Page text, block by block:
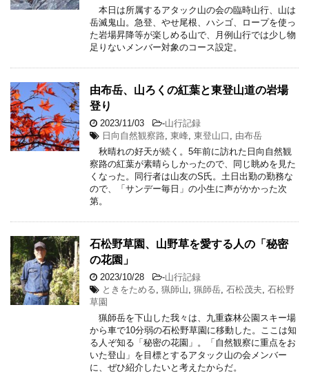
本日は所属するアタック山の会の臨時山行、山は
岳滅鬼山。急登、やせ尾根、ハシゴ、ロープを使っ
た岩場昇降等が楽しめる山で、月例山行では少し物
足りないメンバー対象のコース設定。
由布岳、山ろくの紅葉と東登山道の岩場
登り
2023/11/03 -山行記録
日向自然観察路 東峰 東登山口
由布岳
秋晴れの好天が続く。5年前に訪れた日向自然観
察路の紅葉が素晴らしかったので、同じ眺めを見た
くなった。同行者は山友のS氏。土日出勤の勤務な
ので、「サンデー毎日」の小生に声がかかった次
第。
石松野草園、山野草を愛する人の「秘密
の花園」
2023/10/28 -山行記録
ときをためる 猟師山 猟師岳 石松茂夫 石松野
草園
猟師岳を下山した我々は、九重森林公園スキー場
から車で10分弱の石松野草園に移動した。ここは知
る人ぞ知る「秘密の花園」。「自然観察に重点をお
いた登山」を目標とするアタック山の会メンバー
に、ぜひ紹介したいと考えたからだ。